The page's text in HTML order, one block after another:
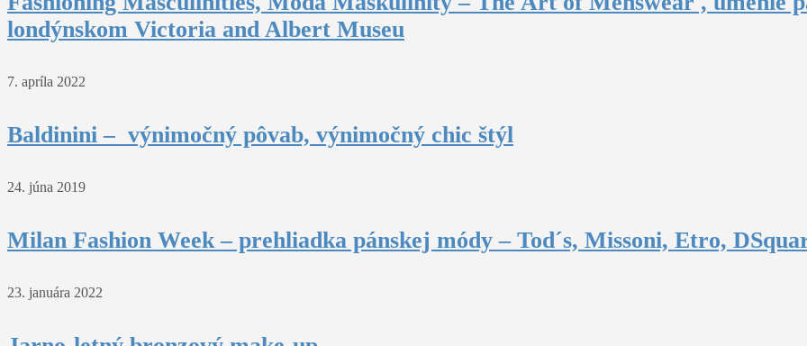
londýnskom Victoria and Albert Museu
7. apríla 2022
Baldinini – výnimočný pôvab, výnimočný chic štýl
24. júna 2019
Milan Fashion Week – prehliadka pánskej módy – Tod´s, Missoni, Etro,
23. januára 2022